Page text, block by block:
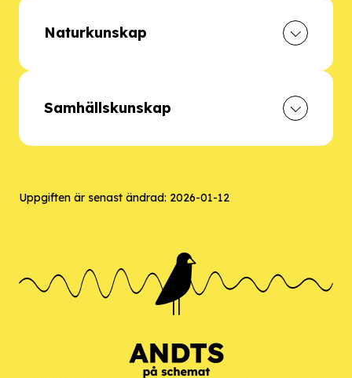
Naturkunskap
Samhällskunskap
Uppgiften är senast ändrad: 2026-01-12